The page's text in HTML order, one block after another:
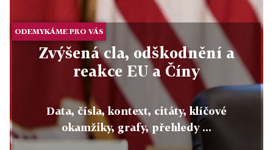
ODEMYKÁME PRO VÁS
Zvýšená cla, odškodnění a
reakce EU a Číny
Data, čísla, kontext, citáty, klíčové
okamžiky, grafy, přehledy ...